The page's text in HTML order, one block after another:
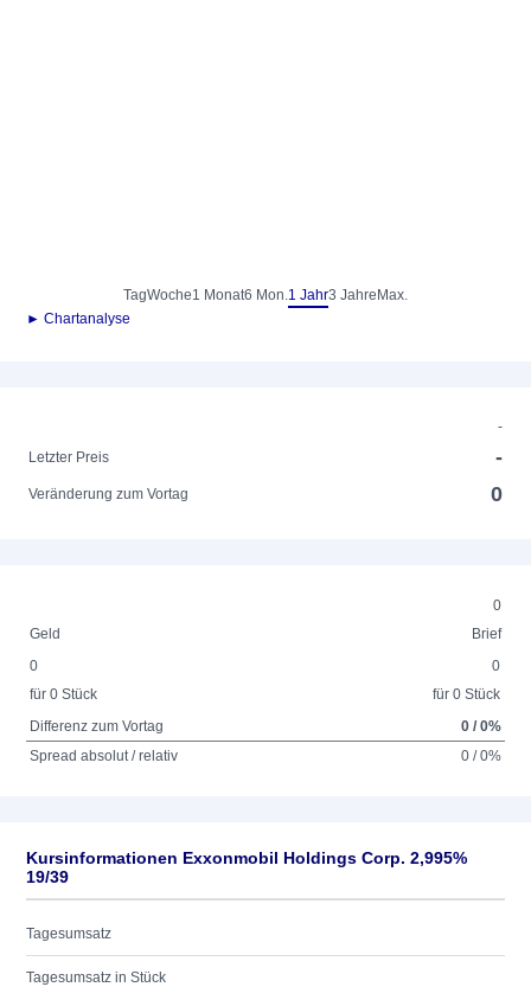
TagWoche1 Monat6 Mon.1 Jahr3 Jahre Max.
► Chartanalyse
-
Letzter Preis
-
Veränderung zum Vortag 0
0
Geld
Brief
0
für 0 Stück
0
für 0 Stück
Differenz zum Vortag
0 / 0%
Spread absolut / relativ
0 / 0%
Kursinformationen Exxonmobil Holdings Corp. 2,995%
19/39
Tagesumsatz
Tagesumsatz in Stück